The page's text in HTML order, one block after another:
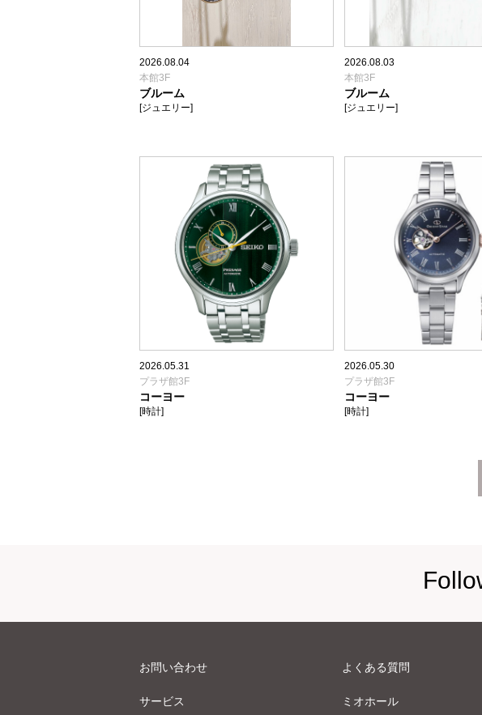
2026.08.04
本館3F
ブルーム
[ジュエリー]
2026.08.03
本館3F
ブルーム
[ジュエリー]
2026.05.31
プラザ館3F
コーヨー
[時計]
2026.05.30
プラザ館3F
コーヨー
[時計]
お問い合わせ よくある質問
サービス ミオホール